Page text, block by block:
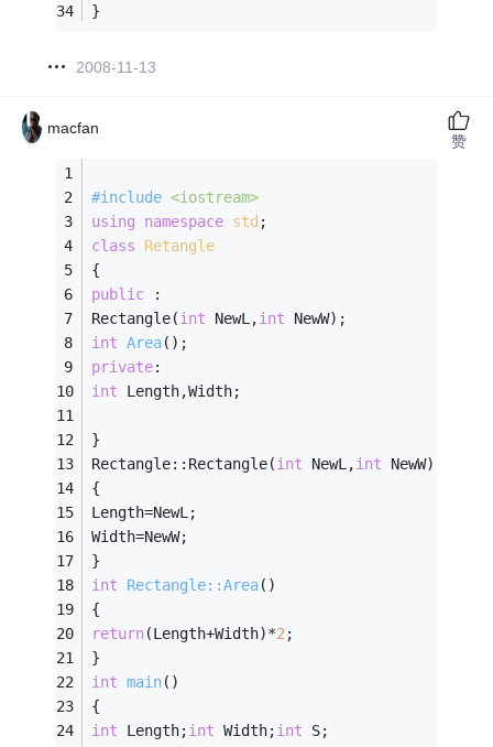
}
2008-11-13
macfan
#include <iostream>
using
namespace std ;
class
Retangle
{
public :
Rectangle(int NewL,int NewW);
int Area() ;
private:
int Length,Width;
}
Rectangle::Rectangle(int NewL,int NewW)
{
Length=NewL;
Width=NewW;
}
int
Rectangle::Area()
{
return(Length+Width)*2 ;
}
int main()
{
int Length;int Width;int S;
赞